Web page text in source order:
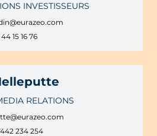
INVESTISSEURS
15 16 76
RELATIONS
234 254